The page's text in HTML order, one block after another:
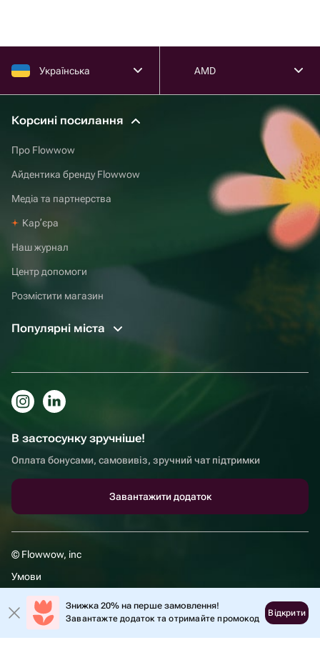
Українська AMD
Корсині посилання
Про Flowwow
Айдентика бренду Flowwow
Медіа та партнерства
Карʼєра
Наш журнал
Центр допомоги
Розмістити магазин
Популярні міста
В застосунку зручніше!
Оплата бонусами, самовивіз, зручний чат підтримки
Завантажити додаток
© Flowwow, inc
Умови
Політика обробки даних
Знижка 20% на перше замовлення!
Завантажте додаток та отримайте промокод
Відкрити